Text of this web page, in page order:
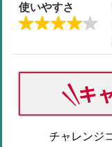
使いやすさ
チャレンジ